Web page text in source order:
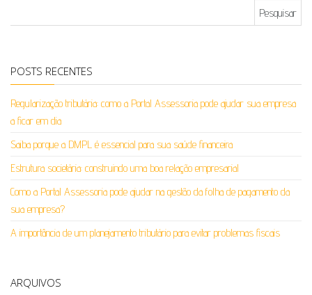
POSTS RECENTES
Regularização tributária: como a Portal Assessoria pode ajudar sua empresa
a ficar em dia
Saiba porque a DMPL é essencial para sua saúde financeira
Estrutura societária: construindo uma boa relação empresarial
Como a Portal Assessoria pode ajudar na gestão da folha de pagamento da
sua empresa?
A importância de um planejamento tributário para evitar problemas fiscais
ARQUIVOS